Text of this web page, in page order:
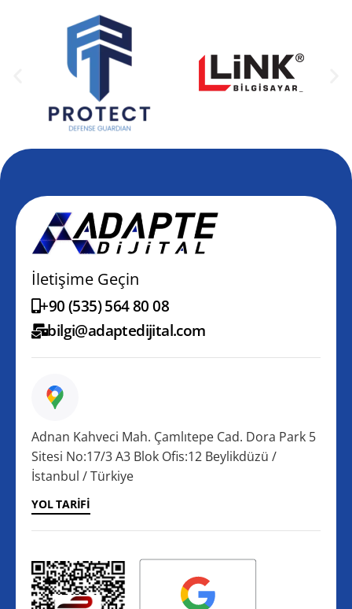
İletişime Geçin
+90 (535) 564 80 08
bilgi@adaptedijital.com
Adnan Kahveci Mah. Çamlıtepe Cad. Dora Park 5
Sitesi No:17/3 A3 Blok Ofis:12 Beylikdüzü /
İstanbul / Türkiye
YOL TARIFI